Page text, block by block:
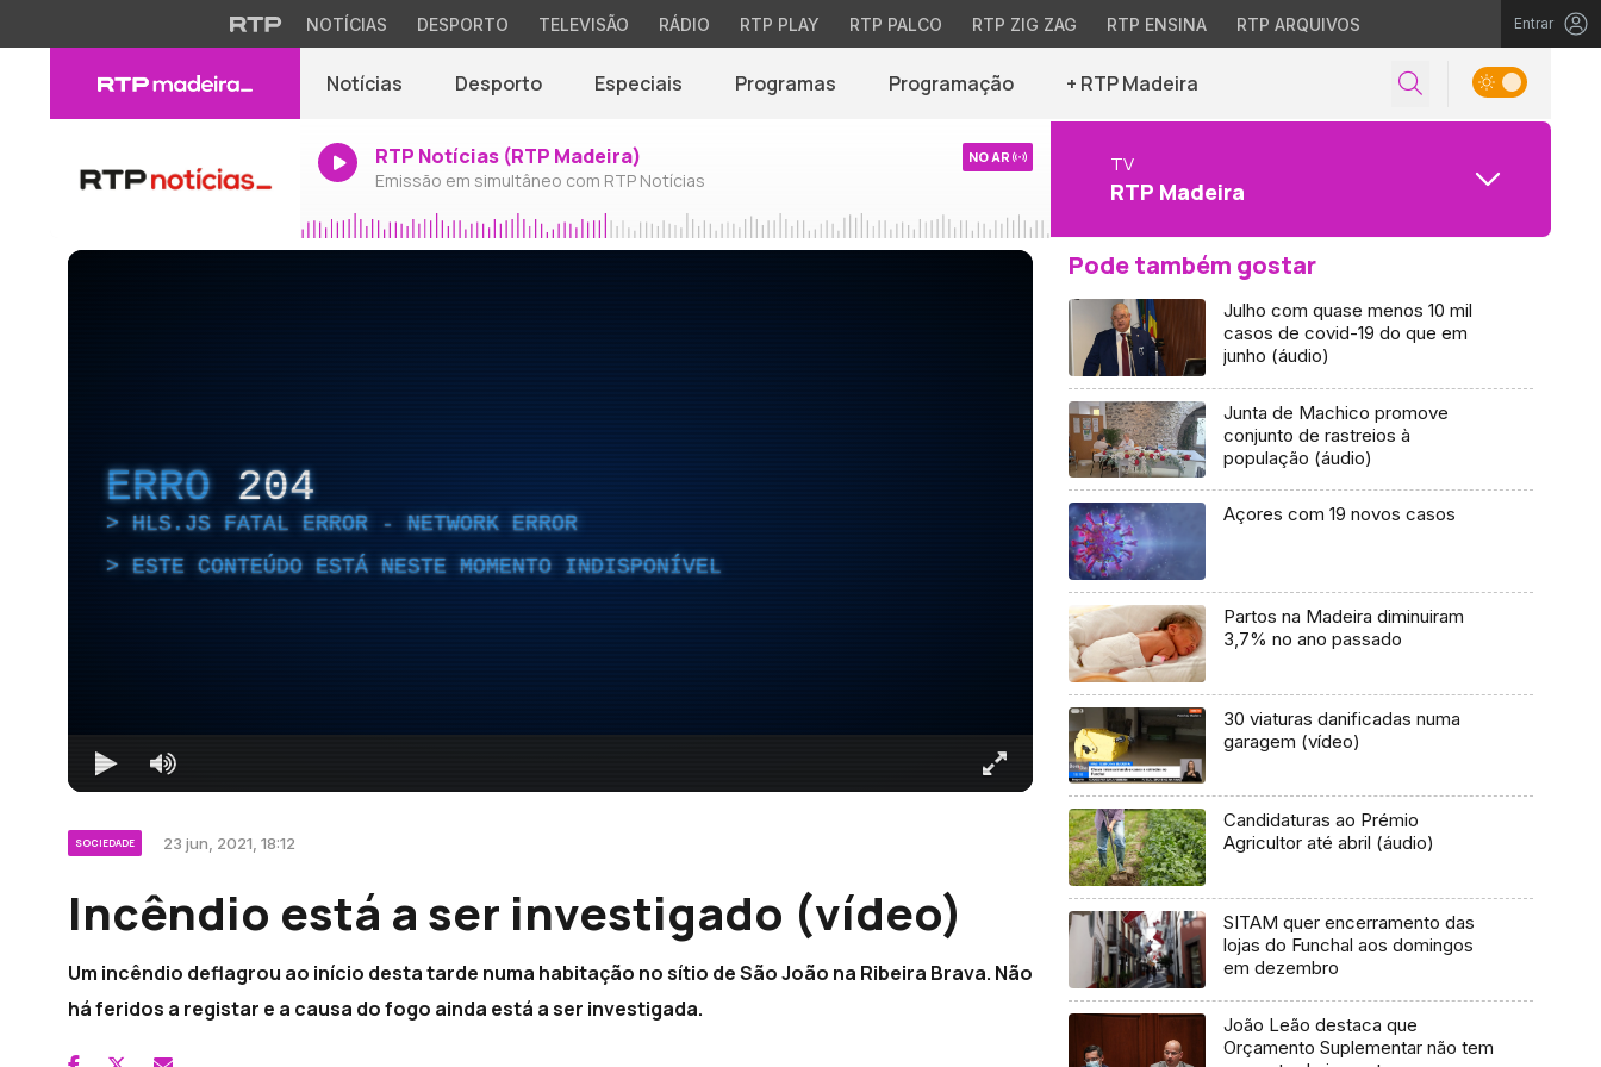
NOTÍCIAS DESPORTO TELEVISÃO RÁDIO RTP PLAY RTP PALCO RTP ZIG ZAG RTP ENSINA RTP ARQUIVOS Entrar
Notícias Desporto Especiais Programas Programação + RTP Madeira
RTP Notícias (RTP Madeira)
Emissão em simultâneo com RTP Notícias
NO AR TV
RTP Madeira
ERRO 204
HLS.JS FATAL ERROR - NETWORK ERROR
ESTE CONTEÚDO ESTÁ NESTE MOMENTO INDISPONÍVEL
SOCIEDADE 23 jun, 2021, 18:12
Incêndio está a ser investigado (vídeo)
Um incêndio deflagrou ao início desta tarde numa habitação no sítio de São João na Ribeira Brava. Não
há feridos a registar e a causa do fogo ainda está a ser investigada.
Pode também gostar
Julho com quase menos 10 mil
casos de covid-19 do que em
junho (áudio)
Junta de Machico promove
conjunto de rastreios à
população (áudio)
Açores com 19 novos casos
Partos na Madeira diminuiram
3,7% no ano passado
30 viaturas danificadas numa
garagem (vídeo)
Candidaturas ao Prémio
Agricultor até abril (áudio)
SITAM quer encerramento das
lojas do Funchal aos domingos
em dezembro
João Leão destaca que
Orçamento Suplementar não tem